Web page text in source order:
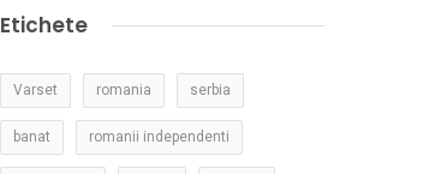
Etichete
Varset romania serbia
banat romanii independenti